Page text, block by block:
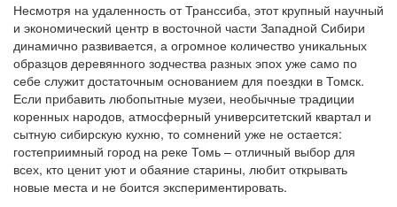
Несмотря на удаленность от Транссиба, этот крупный научный
и экономический центр в восточной части Западной Сибири
динамично развивается, а огромное количество уникальных
образцов деревянного зодчества разных эпох уже само по
себе служит достаточным основанием для поездки в Томск.
Если прибавить любопытные музеи, необычные традиции
коренных народов, атмосферный университетский квартал и
сытную сибирскую кухню, то сомнений уже не остается:
гостеприимный город на реке Томь – отличный выбор для
всех, кто ценит уют и обаяние старины, любит открывать
новые места и не боится экспериментировать.